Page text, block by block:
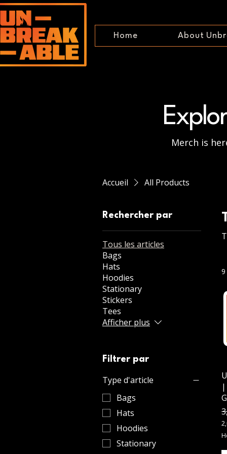
Home About
Merch is
Accueil All Products
Rechercher par
Tous les articles
Bags
Hats
Hoodies
Stationary
Stickers
Tees
Afficher plus
Filtrer par
Type d'article
Bags
Hats
Hoodies
Stationary
|
2
,